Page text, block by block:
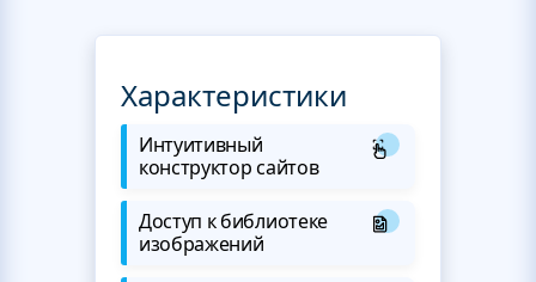
Характеристики
Интуитивный
конструктор сайтов
Доступ к библиотеке
изображений